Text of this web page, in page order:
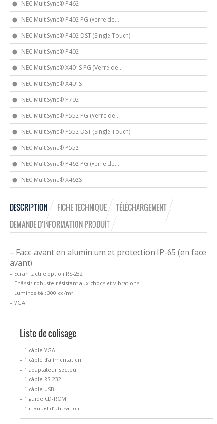
NEC MultiSync® P462
NEC MultiSync® P402 PG (verre de...
NEC MultiSync® P402 DST (Single Touch)
NEC MultiSync® P402
NEC MultiSync® X401S PG (Verre de...
NEC MultiSync® X401S
NEC MultiSync® P702
NEC MultiSync® P552 PG (Verre de...
NEC MultiSync® P552 DST (Single Touch)
NEC MultiSync® P552
NEC MultiSync® P462 PG (verre de...
NEC MultiSync® X462S
DESCRIPTION FICHE TECHNIQUE
TÉLÉCHARGEMENT
DEMANDE D'INFORMATION PRODUIT
– Face avant en aluminium et protection IP-65 (en face
avant)
– Ecran tactile option RS-232
– Châssis robuste résistant aux chocs et vibrations
– Luminosité : 300 cd/m²
– VGA
Liste de colisage
– 1 câble VGA
– 1 câble d’alimentation
– 1 adaptateur secteur
– 1 câble RS-232
– 1 câble USB
– 1 guide CD-ROM
– 1 manuel d’utilisation